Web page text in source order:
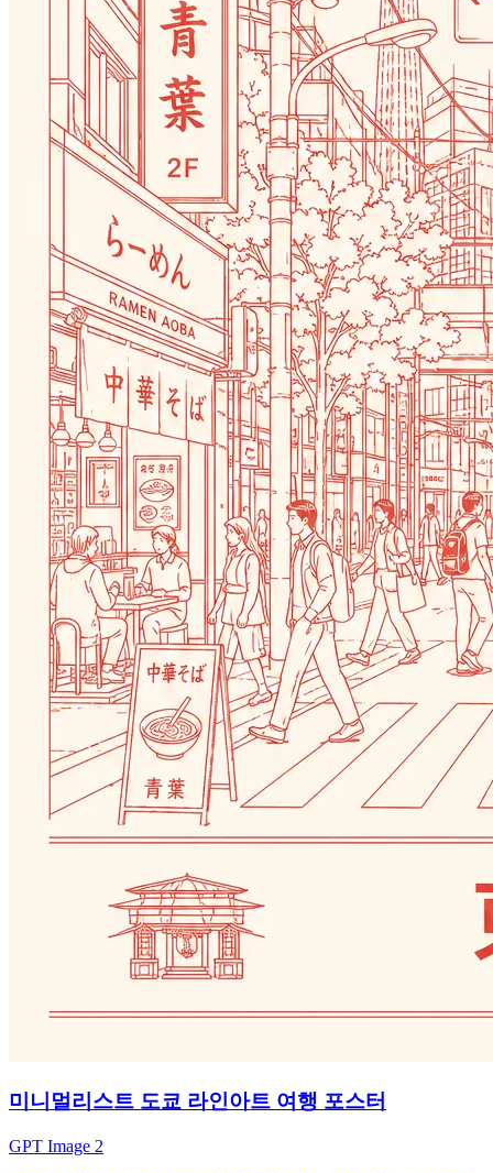
미니멀리스트 도쿄 라인아트 여행 포스터
GPT Image 2